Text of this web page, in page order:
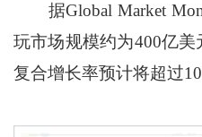
据Global Market
玩市场规模约为400亿美
复合增长率预计将超过